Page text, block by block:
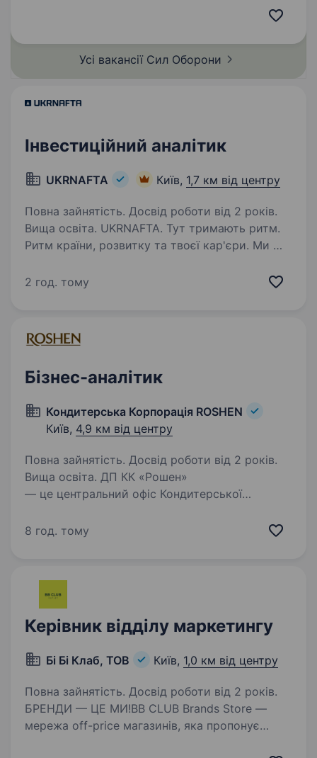
де втрачається час, які рішення приймаються
перетворює хаос реальних процесів…
Усі вакансії Сил Оборони
Інвестиційний аналітик
UKRNAFTA Київ, 1,7 км від центру
Повна зайнятість. Досвід роботи від 2 років.
Вища освіта. UKRNAFTA. Тут тримають ритм.
Ритм країни, розвитку та твоєї кар'єри. Ми —
Сьогодні це 2 000+ свердловин, майже 700
2 год. тому
Бізнес-аналітик
Кондитерська Корпорація ROSHEN
Київ, 4,9 км від центру
Повна зайнятість. Досвід роботи від 2 років.
Вища освіта. ДП КК «Рошен»
— це центральний офіс Кондитерської
та операційний центр, який забезпечує
8 год. тому
Керівник відділу маркетингу
Бі Бі Клаб, ТОВ Київ, 1,0 км від центру
Повна зайнятість. Досвід роботи від 2 років.
БРЕНДИ — ЦЕ МИ!BB CLUB Brands Store —
мережа off-price магазинів, яка пропонує